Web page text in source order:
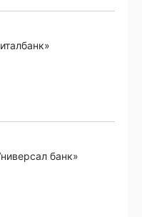
банк»